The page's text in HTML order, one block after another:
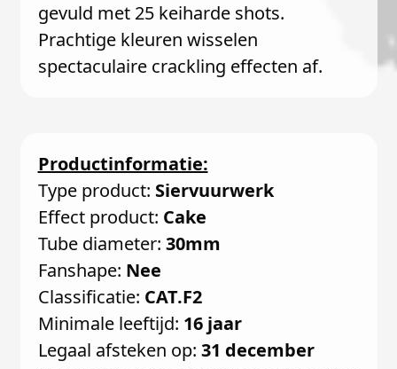
gevuld met 25 keiharde shots.
Prachtige kleuren wisselen
spectaculaire crackling effecten af.
Productinformatie:
Type product: Siervuurwerk
Effect product: Cake
Tube diameter: 30mm
Fanshape: Nee
Classificatie: CAT.F2
Minimale leeftijd: 16 jaar
Legaal afsteken op: 31 december